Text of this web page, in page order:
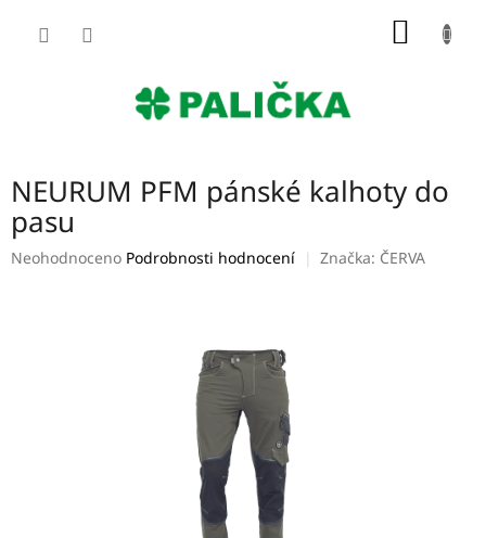
NEURUM PFM pánské kalhoty do
pasu
Průměrné
Neohodnoceno Podrobnosti hodnocení Značka: ČERVA